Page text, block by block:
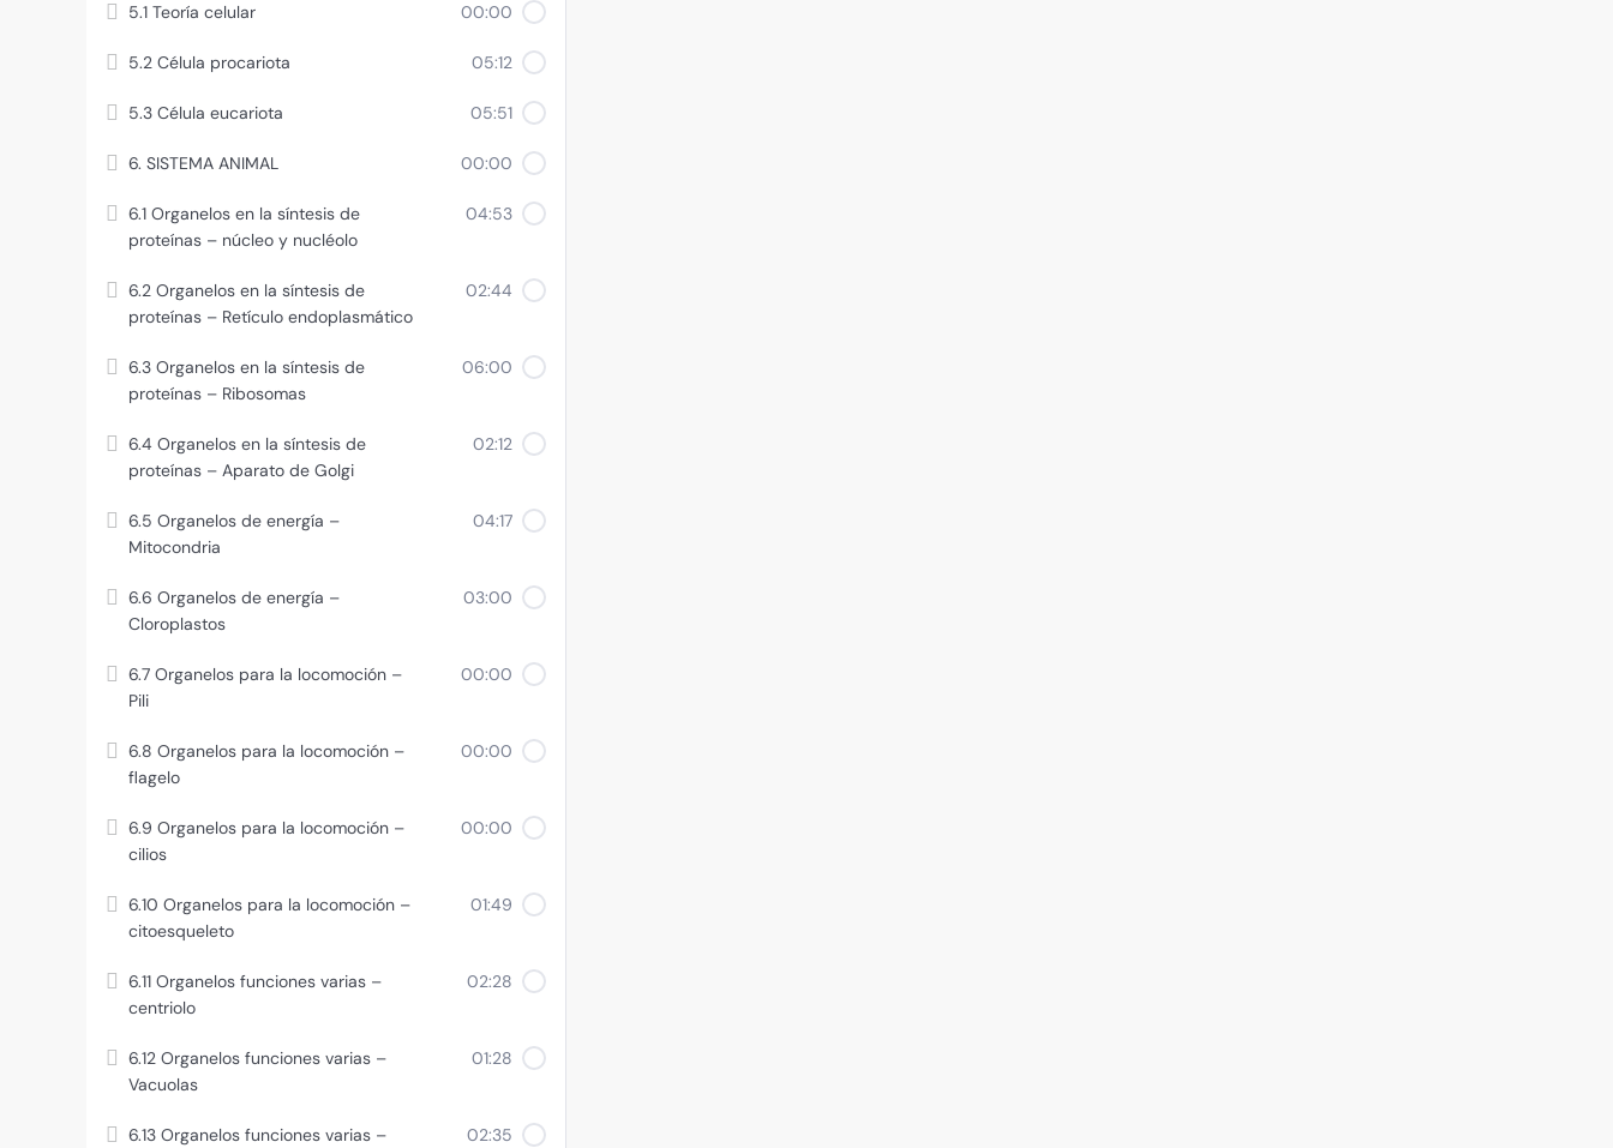
5.1 Teoría celular 00:00
5.2 Célula procariota 05:12
5.3 Célula eucariota 05:51
6. SISTEMA ANIMAL 00:00
6.1 Organelos en la síntesis de
proteínas – núcleo y nucléolo
04:53
6.2 Organelos en la síntesis de
proteínas – Retículo endoplasmático
02:44
6.3 Organelos en la síntesis de
proteínas – Ribosomas
06:00
6.4 Organelos en la síntesis de
proteínas – Aparato de Golgi
02:12
6.5 Organelos de energía –
Mitocondria
04:17
6.6 Organelos de energía –
Cloroplastos
03:00
6.7 Organelos para la locomoción –
Pili
00:00
6.8 Organelos para la locomoción –
flagelo
00:00
6.9 Organelos para la locomoción –
cilios
00:00
6.10 Organelos para la locomoción –
citoesqueleto
01:49
6.11 Organelos funciones varias –
centriolo
02:28
6.12 Organelos funciones varias –
Vacuolas
01:28
6.13 Organelos funciones varias – 02:35